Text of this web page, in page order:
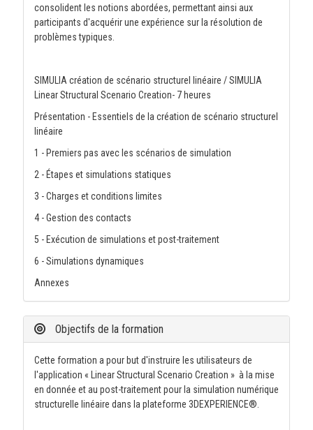
consolident les notions abordées, permettant ainsi aux
participants d'acquérir une expérience sur la résolution de
problèmes typiques.
SIMULIA création de scénario structurel linéaire / SIMULIA
Linear Structural Scenario Creation- 7 heures
Présentation - Essentiels de la création de scénario structurel
linéaire
1 - Premiers pas avec les scénarios de simulation
2 - Étapes et simulations statiques
3 - Charges et conditions limites
4 - Gestion des contacts
5 - Exécution de simulations et post-traitement
6 - Simulations dynamiques
Annexes
Objectifs de la formation
Cette formation a pour but d'instruire les utilisateurs de
l'application « Linear Structural Scenario Creation » à la mise
en donnée et au post-traitement pour la simulation numérique
structurelle linéaire dans la plateforme 3DEXPERIENCE®.